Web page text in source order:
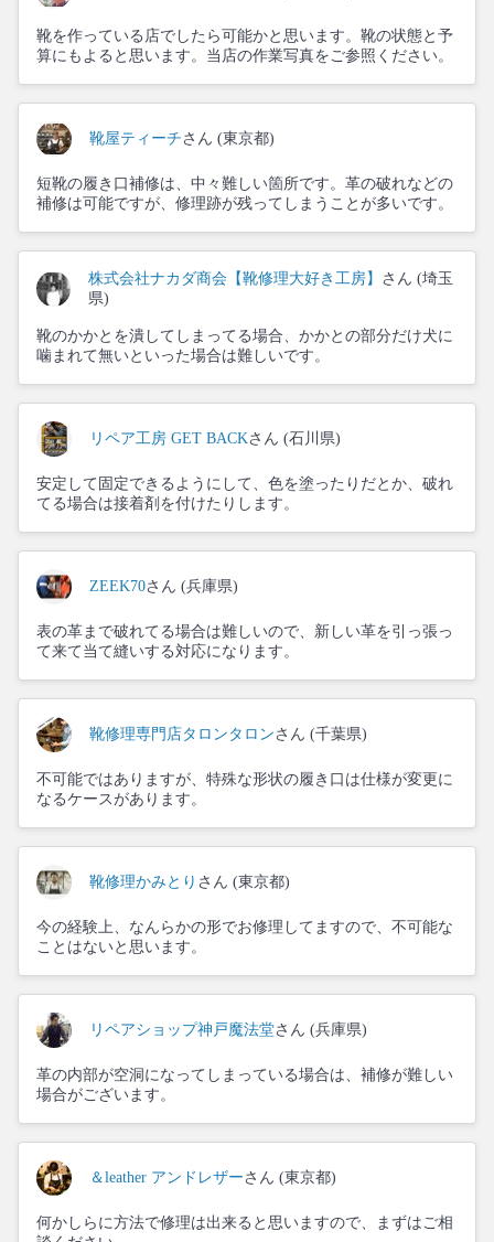
靴を作っている店でしたら可能かと思います。靴の状態と予
算にもよると思います。当店の作業写真をご参照ください。
靴屋ティーチ さん (東京都)
短靴の履き口補修は、中々難しい箇所です。革の破れなどの
補修は可能ですが、修理跡が残ってしまうことが多いです。
株式会社ナカダ商会【靴修理大好き工房】
さん (埼玉
県)
靴のかかとを潰してしまってる場合、かかとの部分だけ犬に
噛まれて無いといった場合は難しいです。
リペア工房 GET BACKさん (石川県)
安定して固定できるようにして、色を塗ったりだとか、破れ
てる場合は接着剤を付けたりします。
ZEEK70さん (兵庫県)
表の革まで破れてる場合は難しいので、新しい革を引っ張っ
て来て当て縫いする対応になります。
靴修理専門店タロンタロン さん (千葉県)
不可能ではありますが、特殊な形状の履き口は仕様が変更に
なるケースがあります。
靴修理かみとり さん (東京都)
今の経験上、なんらかの形でお修理してますので、不可能な
ことはないと思います。
リペアショップ神戸魔法堂さん (兵庫県)
革の内部が空洞になってしまっている場合は、補修が難しい
場合がございます。
＆leather アンドレザー さん (東京都)
何かしらに方法で修理は出来ると思いますので、まずはご相